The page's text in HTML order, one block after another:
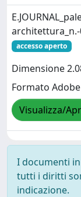
accesso aperto
Dimensione
Formato Adobe
Visualizza/
I documenti
tutti i diritti
indicazione.